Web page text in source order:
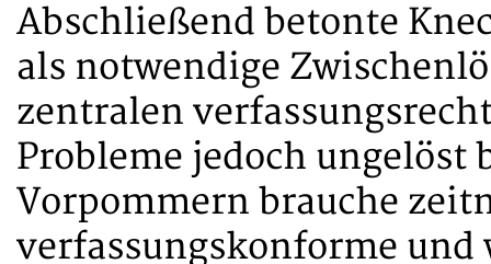
Abschließend betonte
als notwendige
zentralen
Probleme jedoch
Vorpommern brauche
verfassungskonforme und